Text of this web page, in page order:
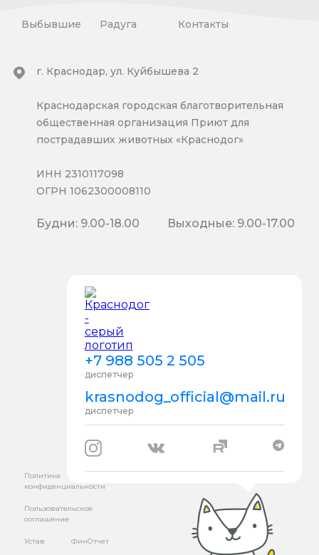
Выбывшие Радуга Контакты
+7 988 505 2 505
диспетчер
krasnodog_official@mail.ru
диспетчер
г. Краснодар, ул. Куйбышева 2
Краснодарская городская благотворительная
общественная организация Приют для
пострадавших животных «Краснодог»
ИНН 2310117098
ОГРН 1062300008110
Будни: 9.00-18.00 Выходные: 9.00-17.00
Политика
конфиденциальности
Пользовательское
соглашение
Устав ФинОтчет